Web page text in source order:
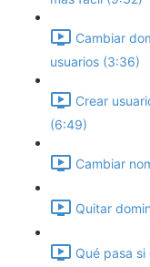
Cambiar
usuarios (3:36)
Crear
(6:49)
Cambiar
Quitar
Qué pasa